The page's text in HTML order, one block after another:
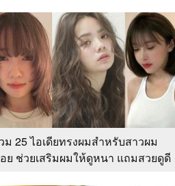
ม 25 ไอเดียทรงผมสำหรับสาวผม
ย ช่วยเสริมผมให้ดูหนา แถมสวยดูดี